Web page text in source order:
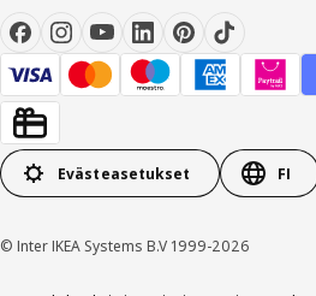
Evästeasetukset FI
© Inter IKEA Systems B.V 1999-2026